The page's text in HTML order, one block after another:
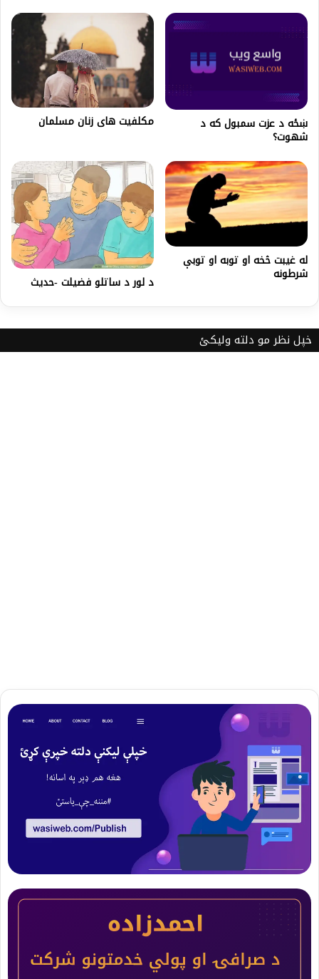
ښځه د عزت سمبول که د
شهوت؟
مکلفیت های زنان مسلمان
له غیبت څخه او توبه او توبې
شرطونه د لور د ساتلو فضیلت -حدیث
خپل نظر مو دلته ولیکئ